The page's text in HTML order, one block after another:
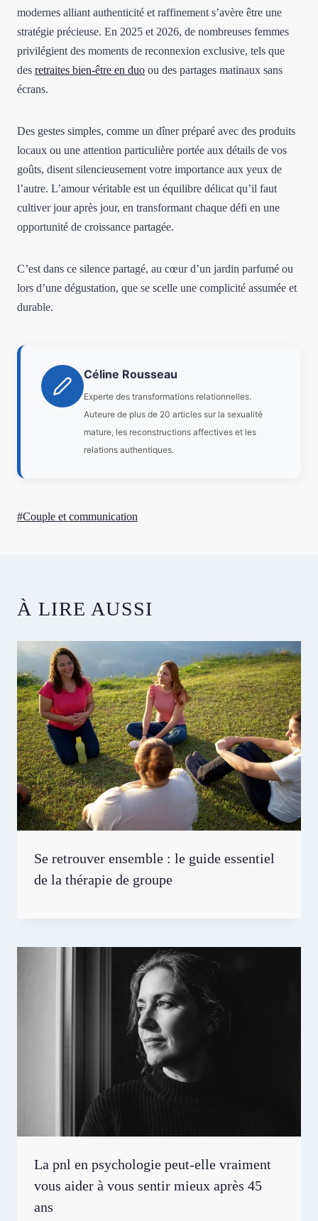
modernes alliant authenticité et raffinement s’avère être une
stratégie précieuse. En 2025 et 2026, de nombreuses femmes
privilégient des moments de reconnexion exclusive, tels que
des retraites bien-être en duo ou des partages matinaux sans
écrans.
Des gestes simples, comme un dîner préparé avec des produits
locaux ou une attention particulière portée aux détails de vos
goûts, disent silencieusement votre importance aux yeux de
l’autre. L’amour véritable est un équilibre délicat qu’il faut
cultiver jour après jour, en transformant chaque défi en une
opportunité de croissance partagée.
C’est dans ce silence partagé, au cœur d’un jardin parfumé ou
lors d’une dégustation, que se scelle une complicité assumée et
durable.
Céline Rousseau
Experte des transformations relationnelles.
Auteure de plus de 20 articles sur la sexualité
mature, les reconstructions affectives et les
relations authentiques.
Étiquettes
#Couple et communication
À LIRE AUSSI
Se retrouver ensemble : le guide essentiel
de la thérapie de groupe
La pnl en psychologie peut-elle vraiment
vous aider à vous sentir mieux après 45
ans